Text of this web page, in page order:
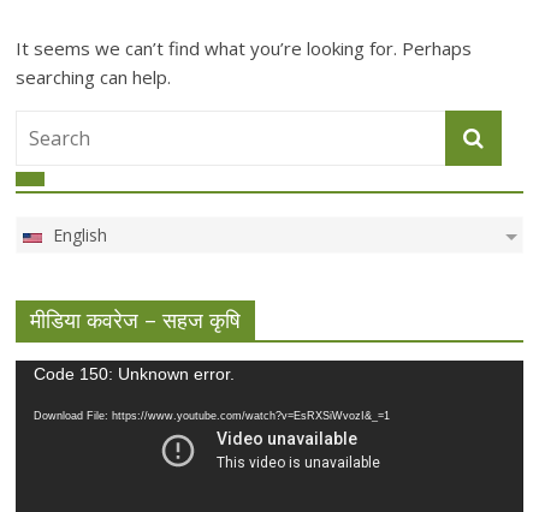
It seems we can’t find what you’re looking for. Perhaps
searching can help.
English
मीडिया कवरेज – सहज कृषि
Video
Code 150: Unknown error.
Download File: https://www.youtube.com/watch?v=EsRXSiWvozI&_=1